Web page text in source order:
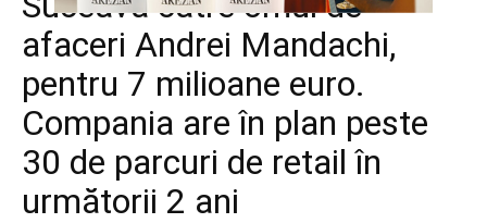
afaceri Andrei Mandachi,
pentru 7 milioane euro.
Compania are în plan peste
30 de parcuri de retail în
următorii 2 ani